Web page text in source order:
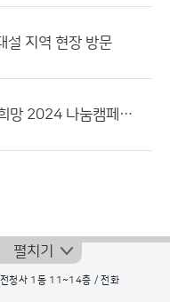
설 지역 현장 방문
유희동 기상청장, KBS 희망 2024 나눔캠페인에 성금 전달
펼치기
청사 1동 11~14층 / 전화